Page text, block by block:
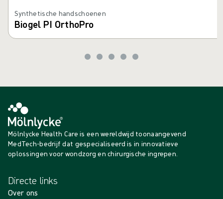
Synthetische handschoenen
Biogel PI OrthoPro
Mölnlycke Health Care is een wereldwijd toonaangevend
MedTech-bedrijf dat gespecialiseerd is in innovatieve
oplossingen voor wondzorg en chirurgische ingrepen.
Directe links
Over ons